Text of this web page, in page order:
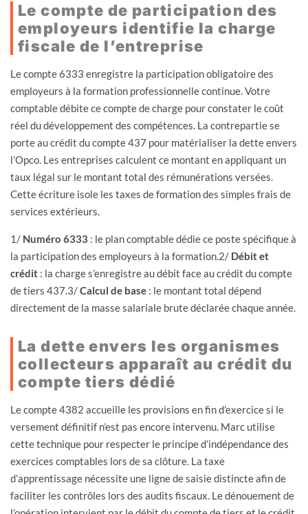
Le compte de participation des
employeurs identifie la charge
fiscale de l’entreprise
Le compte 6333 enregistre la participation obligatoire des
employeurs à la formation professionnelle continue. Votre
comptable débite ce compte de charge pour constater le coût
réel du développement des compétences. La contrepartie se
porte au crédit du compte 437 pour matérialiser la dette envers
l’Opco. Les entreprises calculent ce montant en appliquant un
taux légal sur le montant total des rémunérations versées.
Cette écriture isole les taxes de formation des simples frais de
services extérieurs.
1/ Numéro 6333 : le plan comptable dédie ce poste spécifique à
la participation des employeurs à la formation.2/ Débit et
crédit : la charge s’enregistre au débit face au crédit du compte
de tiers 437.3/Calcul de base : le montant total dépend
directement de la masse salariale brute déclarée chaque année.
La dette envers les organismes
collecteurs apparaît au crédit du
compte tiers dédié
Le compte 4382 accueille les provisions en fin d’exercice si le
versement définitif n’est pas encore intervenu. Marc utilise
cette technique pour respecter le principe d’indépendance des
exercices comptables lors de sa clôture. La taxe
d’apprentissage nécessite une ligne de saisie distincte afin de
faciliter les contrôles lors des audits fiscaux. Le dénouement de